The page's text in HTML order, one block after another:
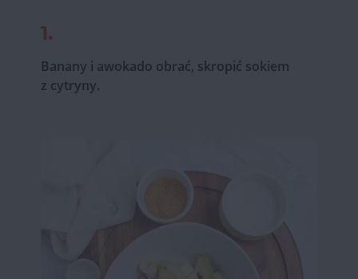
1.
Banany i awokado obrać, skropić sokiem
z cytryny.